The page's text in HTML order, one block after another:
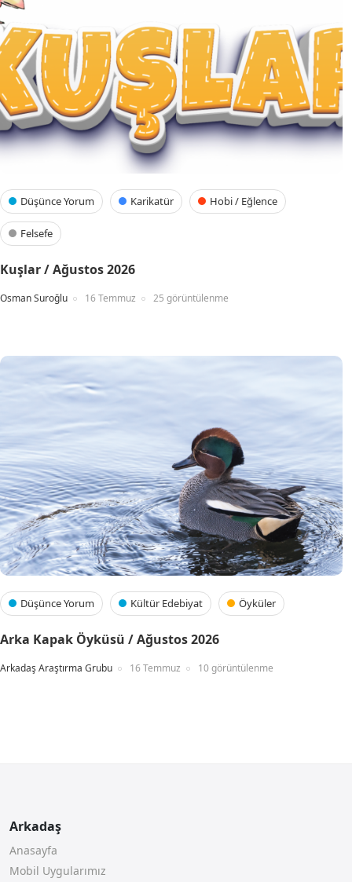
Düşünce Yorum Karikatür Hobi / Eğlence
Felsefe
Kuşlar / Ağustos 2026
Osman Suroğlu 16 Temmuz 25 görüntülenme
Düşünce Yorum Kültür Edebiyat Öyküler
Arka Kapak Öyküsü / Ağustos 2026
Arkadaş Araştırma Grubu 16 Temmuz 10 görüntülenme
Arkadaş
Anasayfa
Mobil Uygularımız